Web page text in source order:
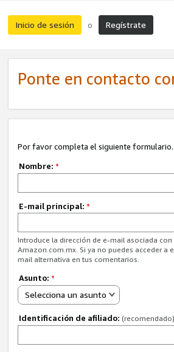
Inicio de sesión o Regístrate
Ponte en contacto
Por favor completa el siguiente formulario.
Nombre: *
E-mail principal: *
Introduce la dirección de e-mail asociada
Amazon.com.mx. Si ya no puedes acceder a
mail alternativa en tus comentarios.
Asunto: *
Selecciona un asunto
Identificación de afiliado: (recomendado)